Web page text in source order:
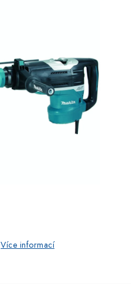
Více informací